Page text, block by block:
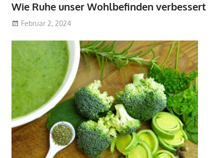
Wie Ruhe unser Wohlbefinden verbessert
Februar 2, 2024